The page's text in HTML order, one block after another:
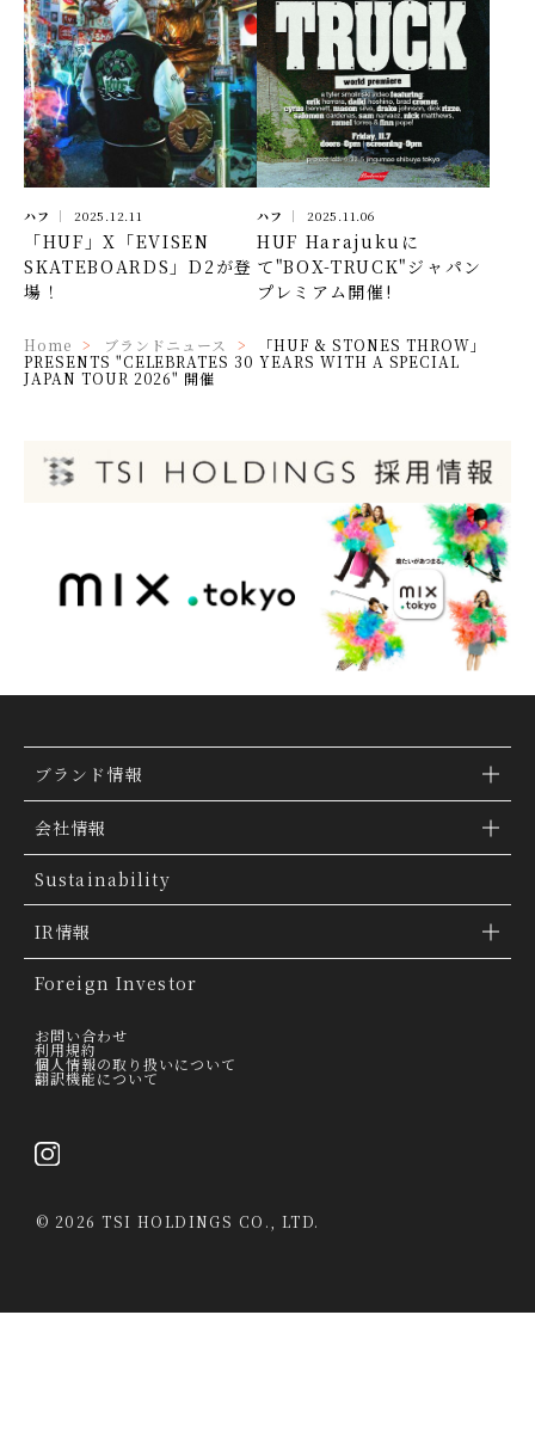
ハフ 2025.12.11
「HUF」X「EVISEN
SKATEBOARDS」D2が登
場！
ハフ 2025.11.06
HUF Harajukuに
て"BOX-TRUCK"ジャパン
プレミアム開催!
Home ブランドニュース
「HUF & STONES THROW」
PRESENTS "CELEBRATES 30 YEARS WITH A SPECIAL
JAPAN TOUR 2026" 開催
ブランド情報
ブランド検索
ブランドトピックス
「ファッションの力を信じよう」
THE MOVIE
会社情報
TSI トピックス
会社概要
会社沿革
グループ会社
経営理念
採用情報
Sustainability
IR情報
IR情報
IR トピックス
IRライブラリー
決算説明会資料
Foreign Investor
お問い合わせ
利用規約
個人情報の取り扱いについて
翻訳機能について
© 2026 TSI HOLDINGS CO., LTD.